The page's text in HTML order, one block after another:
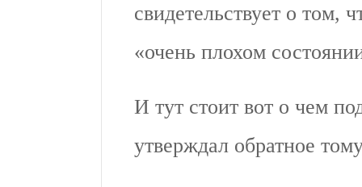
свидетельствует о том,
«очень плохом
И тут стоит вот о чем
утверждал обратное